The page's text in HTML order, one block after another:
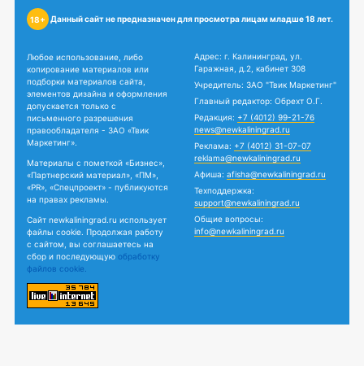
18+ Данный сайт не предназначен для просмотра лицам младше 18 лет.
Любое использование, либо
копирование материалов или
подборки материалов сайта,
элементов дизайна и оформления
допускается только с
письменного разрешения
правообладателя - ЗАО «Твик
Маркетинг».
Материалы с пометкой «Бизнес»,
«Партнерский материал», «ПМ»,
«PR», «Спецпроект» - публикуются
на правах рекламы.
Сайт newkaliningrad.ru использует
файлы cookie. Продолжая работу
с сайтом, вы соглашаетесь на
сбор и последующую обработку
файлов cookie.
Адрес: г. Калининград, ул.
Гаражная, д.2, кабинет 308
Учредитель: ЗАО "Твик Маркетинг"
Главный редактор: Обрехт О.Г.
Редакция: +7 (4012) 99-21-76
news@newkaliningrad.ru
Реклама: +7 (4012) 31-07-07
reklama@newkaliningrad.ru
Афиша: afisha@newkaliningrad.ru
Техподдержка:
support@newkaliningrad.ru
Общие вопросы:
info@newkaliningrad.ru